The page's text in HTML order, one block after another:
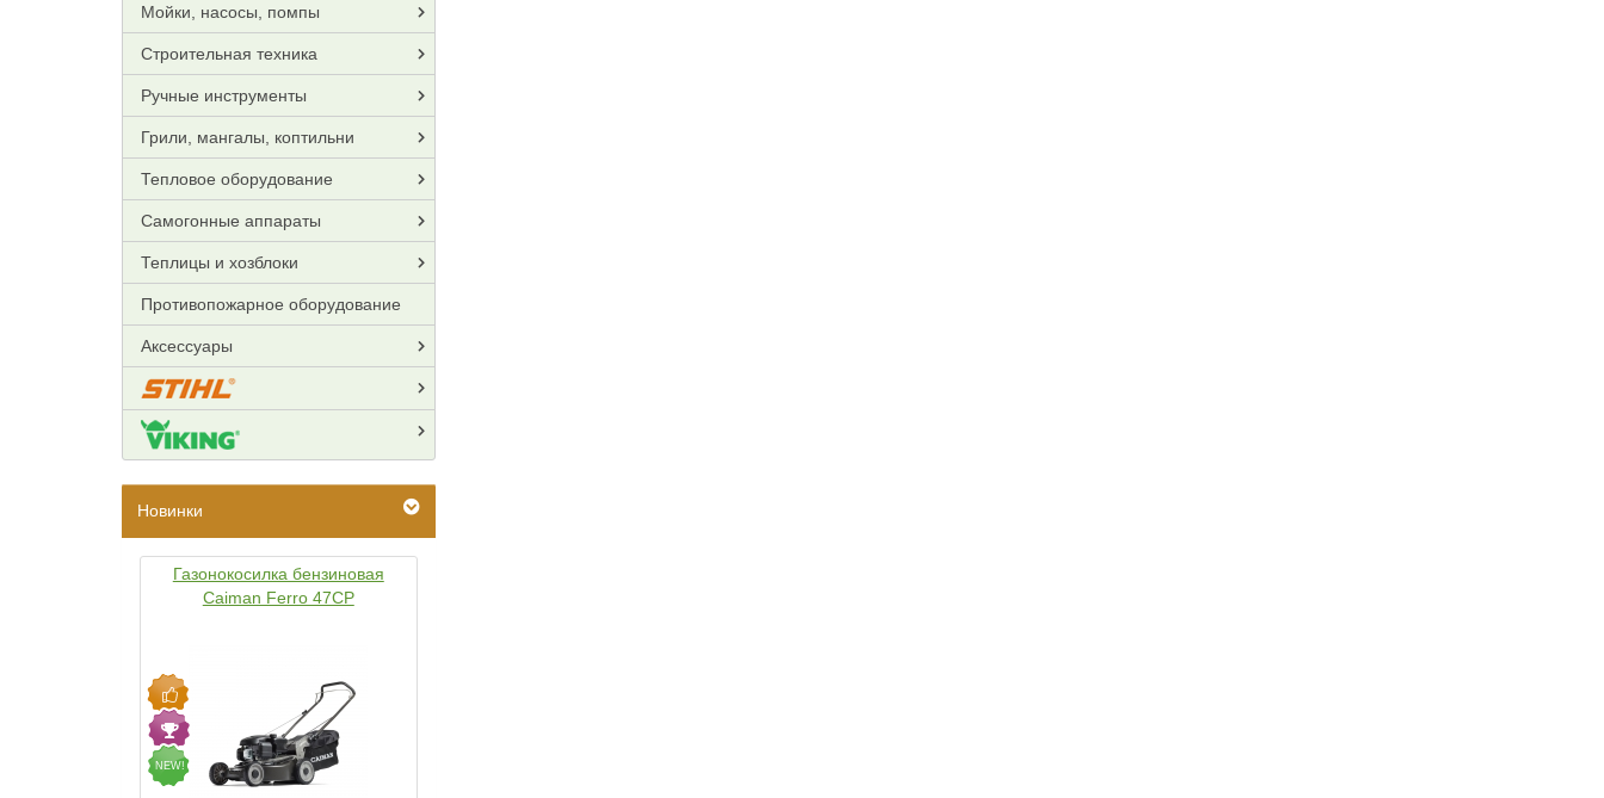
Мойки, насосы, помпы
Строительная техника
Ручные инструменты
Грили, мангалы, коптильни
Тепловое оборудование
Самогонные аппараты
Теплицы и хозблоки
Противопожарное оборудование
Аксессуары
Новинки
Газонокосилка бензиновая
Caiman Ferro 47CP
NEW!